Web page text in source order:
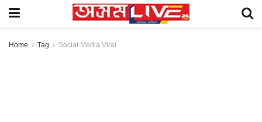
Home Tag Social Media Viral